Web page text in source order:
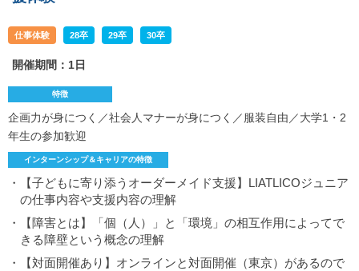
仕事体験 28卒 29卒 30卒
開催期間：1日
特徴
企画力が身につく／社会人マナーが身につく／服装自由／大学1・2
年生の参加歓迎
インターンシップ＆キャリアの特徴
・【子どもに寄り添うオーダーメイド支援】LIATLICOジュニア
の仕事内容や支援内容の理解
・【障害とは】「個（人）」と「環境」の相互作用によってで
きる障壁という概念の理解
・【対面開催あり】オンラインと対面開催（東京）があるので